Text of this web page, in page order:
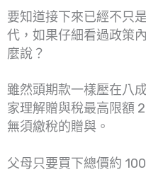
要知道接下來已經不只
代，如果仔細看過政策
麼說？
雖然頭期款一樣壓在八
家理解贈與稅最高限額
無須繳稅的贈與。
父母只要買下總價約